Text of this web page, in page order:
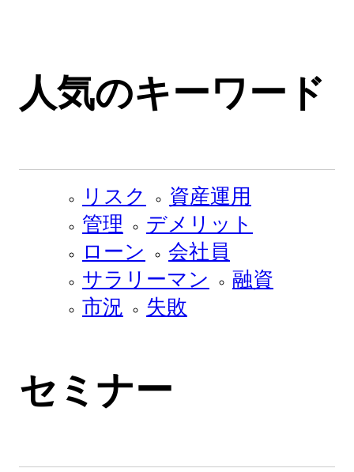
人気のキーワード
リスク
資産運用
管理
デメリット
ローン
会社員
サラリーマン
融資
市況
失敗
セミナー